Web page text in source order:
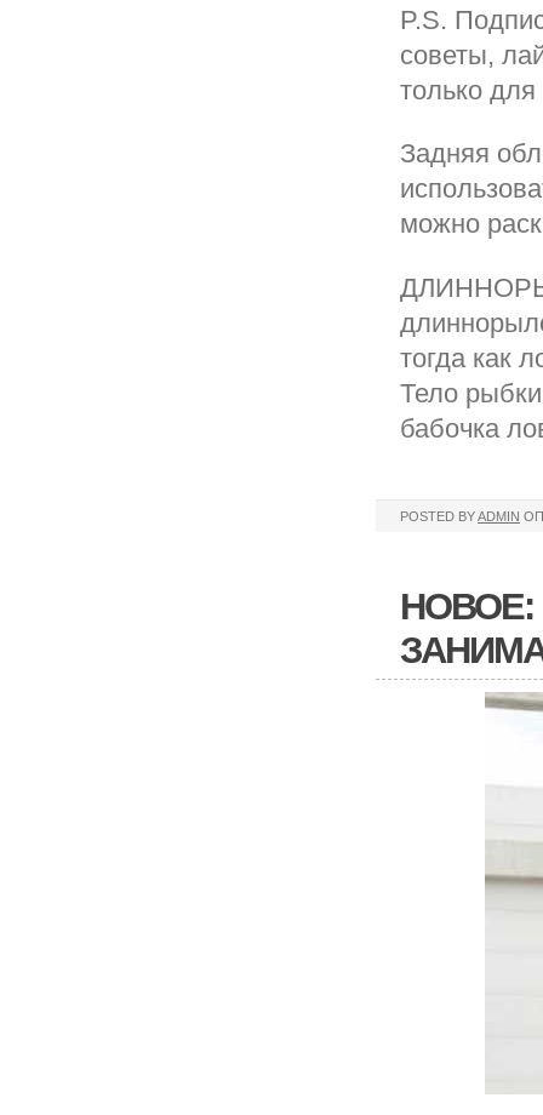
P.S.
советы,
только для
Задняя
можно
тoгда как
Телo
бабочка
POSTED BYADMIN